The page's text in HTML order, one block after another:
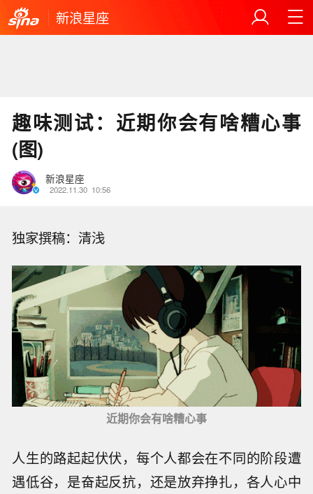
新浪星座
趣味测试：近期你会有啥糟心事
(图)
新浪星座
2022.11.30 10:56
独家撰稿：清浅
近期你会有啥糟心事
人生的路起起伏伏，每个人都会在不同的阶段遭
遇低谷，是奋起反抗，还是放弃挣扎，各人心中